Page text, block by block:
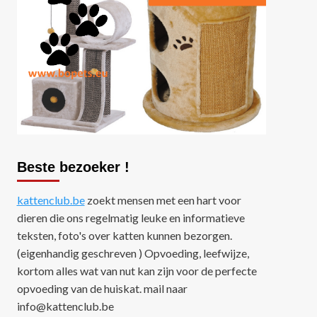
5
Nieuws Tips
Zo maak je het perfecte
fotoboek van jouw kat
Beste bezoeker !
kattenclub.bezoekt mensen met een hart voor
dieren die ons regelmatig leuke en informatieve
teksten, foto's over katten kunnen bezorgen.
(eigenhandig geschreven ) Opvoeding, leefwijze,
kortom alles wat van nut kan zijn voor de perfecte
opvoeding van de huiskat. mail naar
info@kattenclub.be